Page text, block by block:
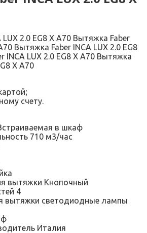
2.0 EG8 X A70 Вытяжка Faber
Вытяжка Faber INCA LUX 2.0 EG8
INCA LUX 2.0 EG8 X A70 Вытяжка
X A70
счету.
в шкаф
710 м3/час
вытяжки Кнопочный
4
вытяжки светодиодные лампы
Италия